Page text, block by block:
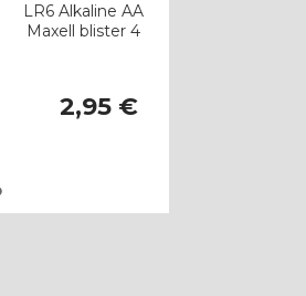
LR6 Alkaline AA
Maxell blister 4
2,95 €
Añadir
AGREGAR